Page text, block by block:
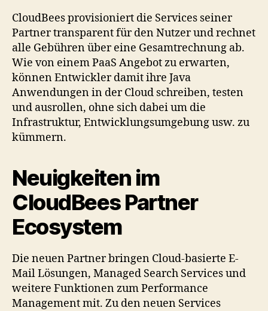
CloudBees provisioniert die Services seiner
Partner transparent für den Nutzer und rechnet
alle Gebühren über eine Gesamtrechnung ab.
Wie von einem PaaS Angebot zu erwarten,
können Entwickler damit ihre Java
Anwendungen in der Cloud schreiben, testen
und ausrollen, ohne sich dabei um die
Infrastruktur, Entwicklungsumgebung usw. zu
kümmern.
Neuigkeiten im
CloudBees Partner
Ecosystem
Die neuen Partner bringen Cloud-basierte E-
Mail Lösungen, Managed Search Services und
weitere Funktionen zum Performance
Management mit. Zu den neuen Services